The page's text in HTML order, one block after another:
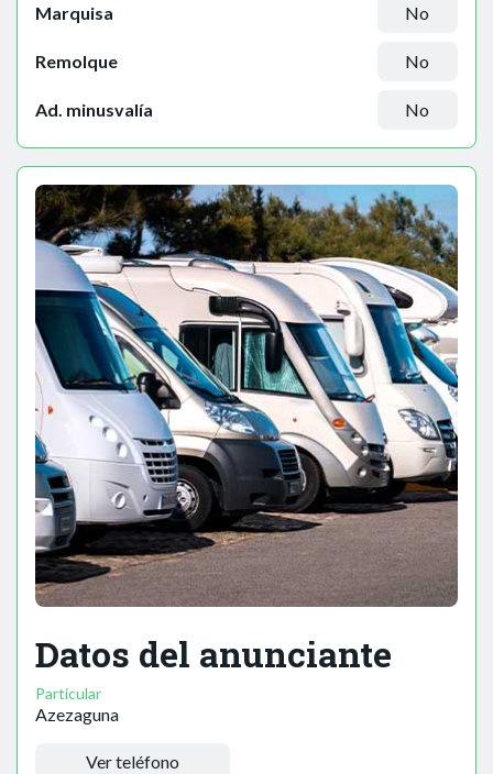
Marquisa No
Remolque No
Ad. minusvalía No
Datos del anunciante
Particular
Azezaguna
Ver teléfono